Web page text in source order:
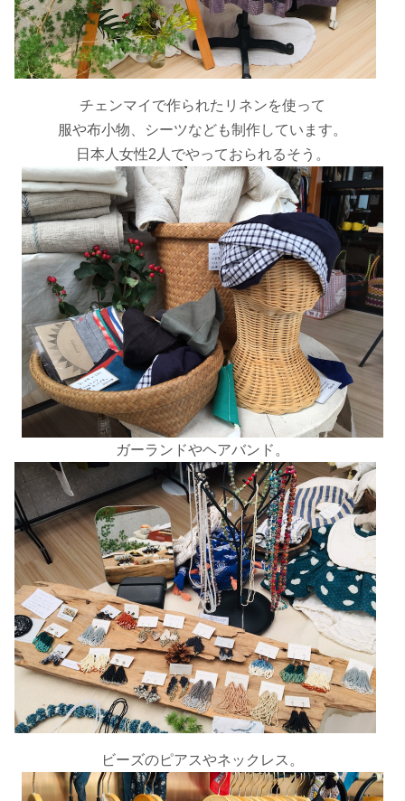
チェンマイで作られたリネンを使って
服や布小物、シーツなども制作しています。
日本人女性2人でやっておられるそう。
ガーランドやヘアバンド。
ビーズのピアスやネックレス。